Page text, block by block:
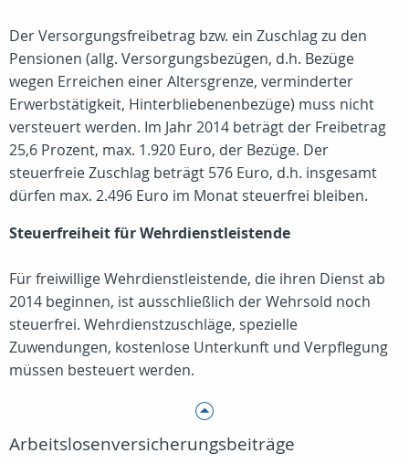
Der Versorgungsfreibetrag bzw. ein Zuschlag zu den
Pensionen (allg. Versorgungsbezügen, d.h. Bezüge
wegen Erreichen einer Altersgrenze, verminderter
Erwerbstätigkeit, Hinterbliebenenbezüge) muss nicht
versteuert werden. Im Jahr 2014 beträgt der Freibetrag
25,6 Prozent, max. 1.920 Euro, der Bezüge. Der
steuerfreie Zuschlag beträgt 576 Euro, d.h. insgesamt
dürfen max. 2.496 Euro im Monat steuerfrei bleiben.
Steuerfreiheit für Wehrdienstleistende
Für freiwillige Wehrdienstleistende, die ihren Dienst ab
2014 beginnen, ist ausschließlich der Wehrsold noch
steuerfrei. Wehrdienstzuschläge, spezielle
Zuwendungen, kostenlose Unterkunft und Verpflegung
müssen besteuert werden.
Arbeitslosenversicherungsbeiträge